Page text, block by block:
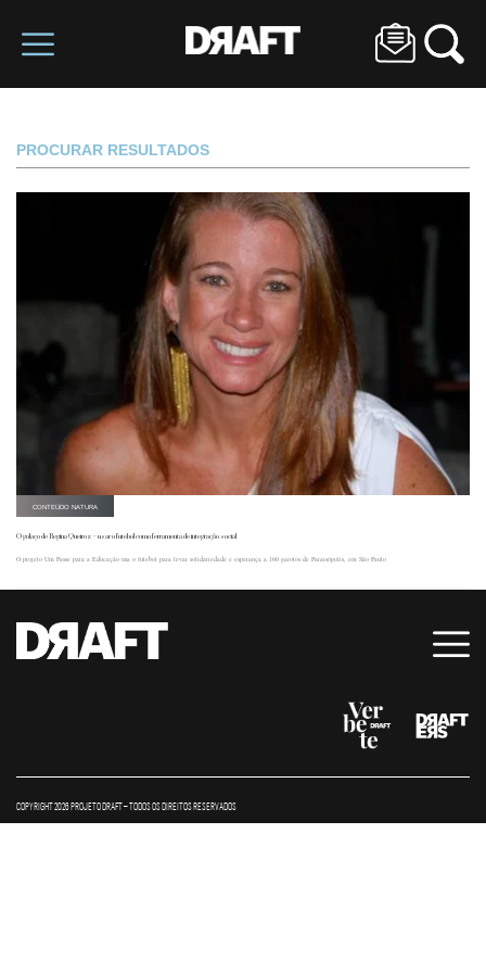
PROCURAR RESULTADOS
CONTEÚDO NATURA
O golaço de Regina Queiroz – usar o futebol como ferramenta de integração social
O projeto Um Passe para a Educação usa o futebol para levar solidariedade e esperança a 160 garotos de Paraisópolis, em São Paulo
COPYRIGHT 2026 PROJETO DRAFT – TODOS OS DIREITOS RESERVADOS